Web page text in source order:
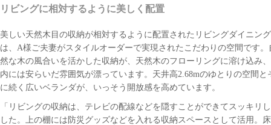
リビングに相対するように美しく配置
美しい天然木目の収納が相対するように配置されたリビングダイニング
は、A様ご夫妻がスタイルオーダーで実現されたこだわりの空間です。
然な木の風合いを活かした収納が、天然木のフローリングに溶け込み
内には安らいだ雰囲気が漂っています。天井高2.68mのゆとりの空間と
に続く広いベランダが、いっそう開放感を高めています。
「リビングの収納は、テレビの配線などを隠すことができてスッキリ
した。上の棚には防災グッズなどを入れる収納スペースとして活用。